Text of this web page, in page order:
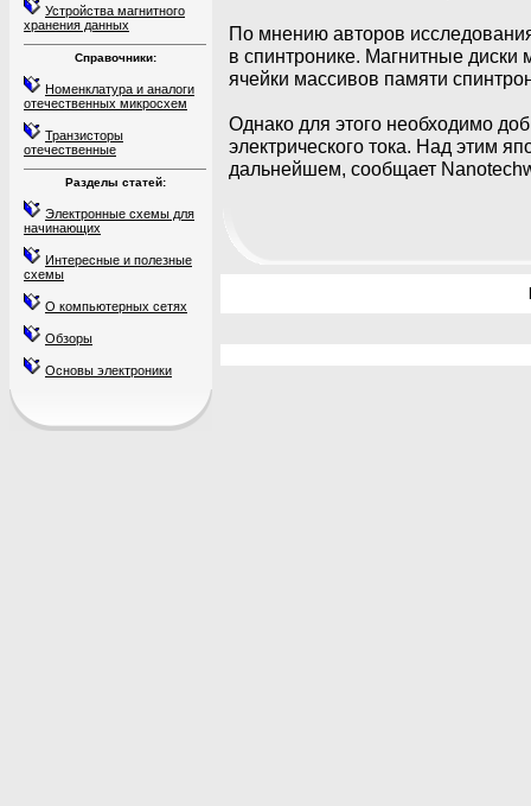
Устройства магнитного
хранения данных
Справочники:
Номенклатура и аналоги
отечественных микросхем
Транзисторы
отечественные
Разделы статей:
Электронные схемы для
начинающих
Интересные и полезные
схемы
О компьютерных сетях
Обзоры
Основы электроники
По мнению авторов
в спинтронике. Магнитные диски
ячейки массивов памяти
Однако для этого необходимо
электрического тока. Над этим
дальнейшем, сообщает